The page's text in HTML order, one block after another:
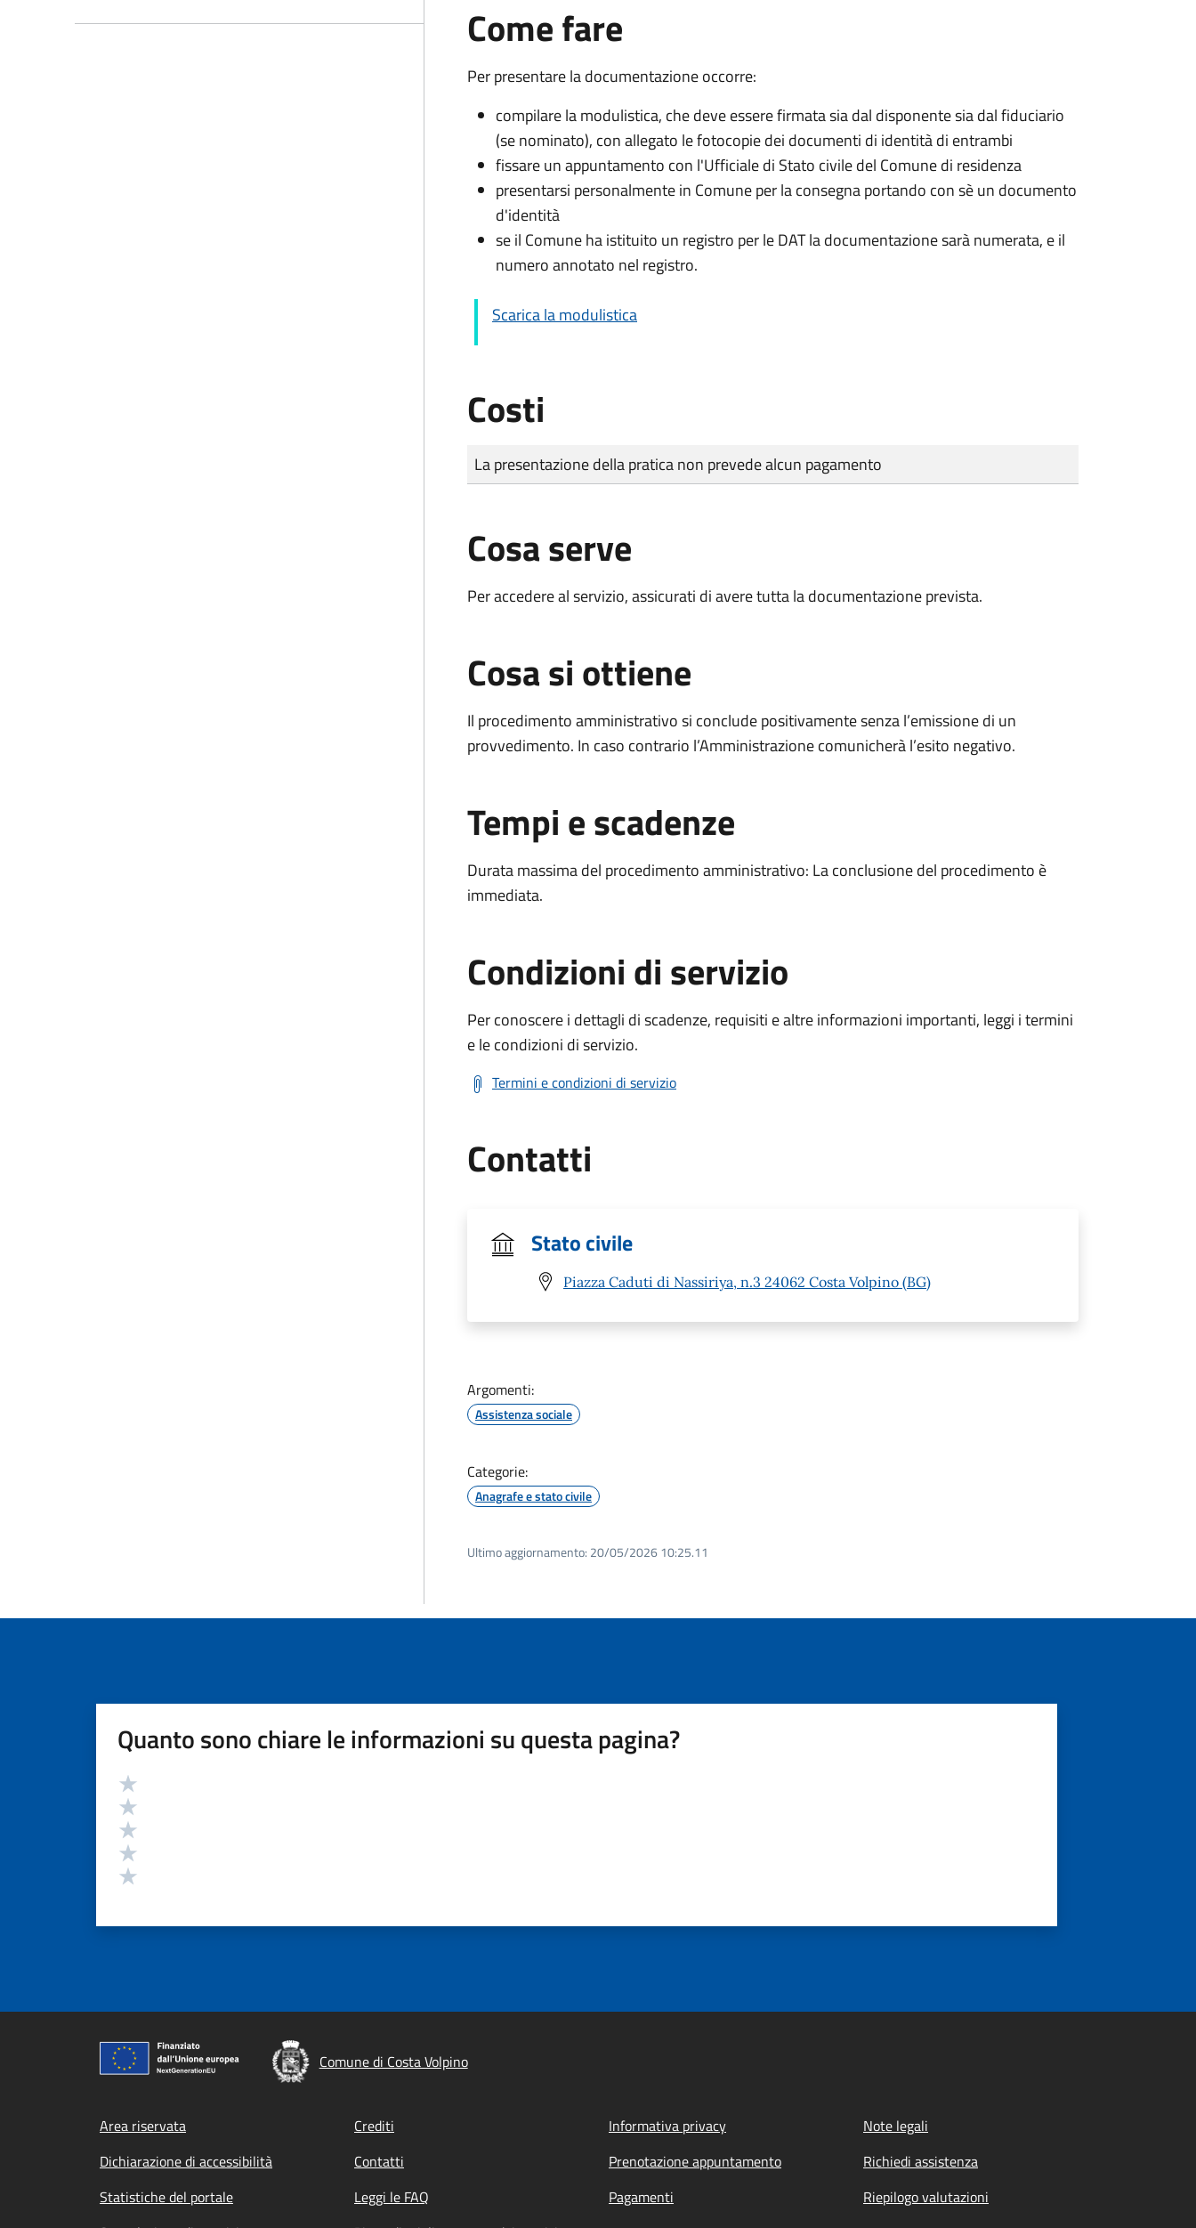
Come fare
Per presentare la documentazione occorre:
compilare la modulistica, che deve essere firmata sia dal disponente sia dal fiduciario
(se nominato), con allegato le fotocopie dei documenti di identità di entrambi
fissare un appuntamento con l'Ufficiale di Stato civile del Comune di residenza
presentarsi personalmente in Comune per la consegna portando con sè un documento
d'identità
se il Comune ha istituito un registro per le DAT la documentazione sarà numerata, e il
numero annotato nel registro.
Scarica la modulistica
Costi
Tipo di pagamento
Importo
La presentazione della pratica non prevede alcun pagamento
Cosa serve
Per accedere al servizio, assicurati di avere tutta la documentazione prevista.
Cosa si ottiene
Il procedimento amministrativo si conclude positivamente senza l’emissione di un
provvedimento. In caso contrario l’Amministrazione comunicherà l’esito negativo.
Tempi e scadenze
Durata massima del procedimento amministrativo: La conclusione del procedimento è
immediata.
Condizioni di servizio
Per conoscere i dettagli di scadenze, requisiti e altre informazioni importanti, leggi i termini
e le condizioni di servizio.
Termini e condizioni di servizio
Contatti
Stato civile
Piazza Caduti di Nassiriya, n.3 24062 Costa Volpino (BG)
Argomenti:
Assistenza sociale
Categorie:
Anagrafe e stato civile
Ultimo aggiornamento: 20/05/2026 10:25.11
Quanto sono chiare le informazioni su questa pagina?
Valutazione
Comune di Costa Volpino
Footer menu
Area riservata Crediti Informativa privacy
Note legali
Dichiarazione di accessibilità
Contatti Prenotazione appuntamento
Richiedi assistenza
Statistiche del portale
Leggi le FAQ Pagamenti
Riepilogo valutazioni